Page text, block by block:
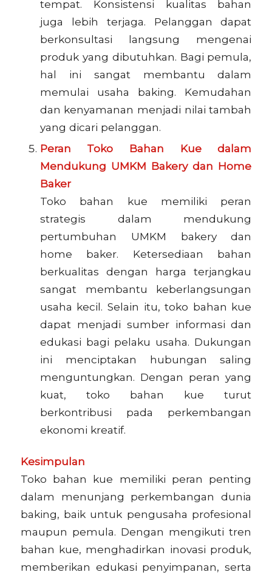
tempat. Konsistensi kualitas bahan
juga lebih terjaga. Pelanggan dapat
berkonsultasi langsung mengenai
produk yang dibutuhkan. Bagi pemula,
hal ini sangat membantu dalam
memulai usaha baking. Kemudahan
dan kenyamanan menjadi nilai tambah
yang dicari pelanggan.
Peran Toko Bahan Kue dalam
Mendukung UMKM Bakery dan Home
Baker
Toko bahan kue memiliki peran
strategis dalam mendukung
pertumbuhan UMKM bakery dan
home baker. Ketersediaan bahan
berkualitas dengan harga terjangkau
sangat membantu keberlangsungan
usaha kecil. Selain itu, toko bahan kue
dapat menjadi sumber informasi dan
edukasi bagi pelaku usaha. Dukungan
ini menciptakan hubungan saling
menguntungkan. Dengan peran yang
kuat, toko bahan kue turut
berkontribusi pada perkembangan
ekonomi kreatif.
Kesimpulan
Toko bahan kue memiliki peran penting
dalam menunjang perkembangan dunia
baking, baik untuk pengusaha profesional
maupun pemula. Dengan mengikuti tren
bahan kue, menghadirkan inovasi produk,
memberikan edukasi penyimpanan, serta